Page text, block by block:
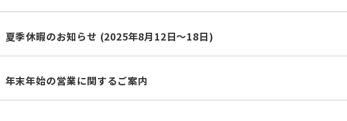
夏季休暇のお知らせ (2025年8月12日～18日)
年末年始の営業に関するご案内